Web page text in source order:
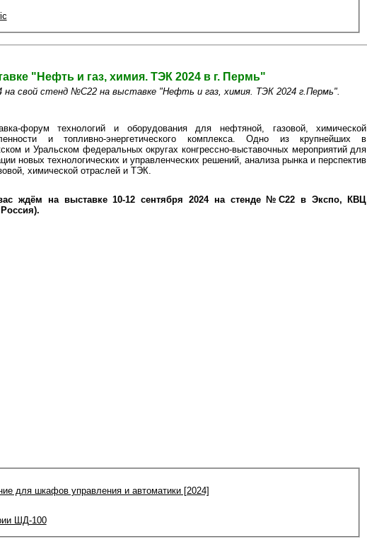
"Нефть и газ, химия. ТЭК 2024 в г. Пермь"
свой стенд №С22 на выставке "Нефть и газ, химия. ТЭК 2024 г.Пермь".
форум технологий и оборудования для нефтяной, газовой, химической
и топливно-энергетического комплекса. Одно из крупнейших в
и Уральском федеральных округах конгрессно-выставочных мероприятий для
новых технологических и управленческих решений, анализа рынка и перспектив
химической отраслей и ТЭК.
ждём на выставке 10-12 сентября 2024 на стенде №С22 в Экспо, КВЦ
для шкафов управления и автоматики [2024]
ШД-100